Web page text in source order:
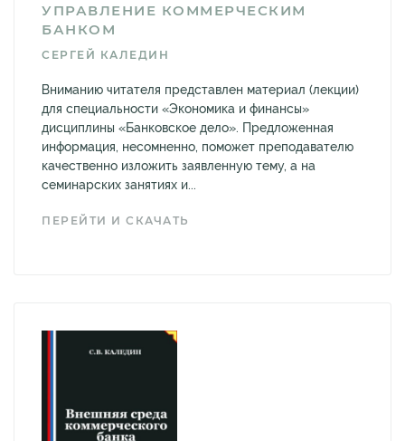
УПРАВЛЕНИЕ КОММЕРЧЕСКИМ
БАНКОМ
СЕРГЕЙ КАЛЕДИН
Вниманию читателя представлен материал (лекции)
для специальности «Экономика и финансы»
дисциплины «Банковское дело». Предложенная
информация, несомненно, поможет преподавателю
качественно изложить заявленную тему, а на
семинарских занятиях и...
ПЕРЕЙТИ И СКАЧАТЬ